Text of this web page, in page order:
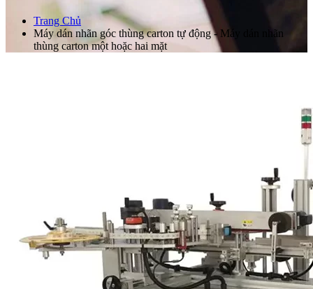
Trang Chủ
Máy dán nhãn góc thùng carton tự động - Máy dán nhãn
thùng carton một hoặc hai mặt